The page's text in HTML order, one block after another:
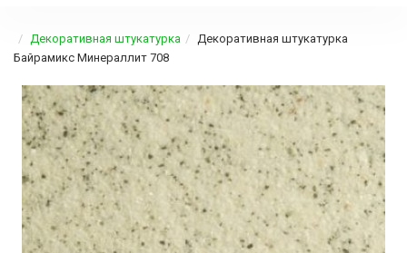
Декоративная штукатурка
Декоративная штукатурка
Байрамикс Минераллит 708